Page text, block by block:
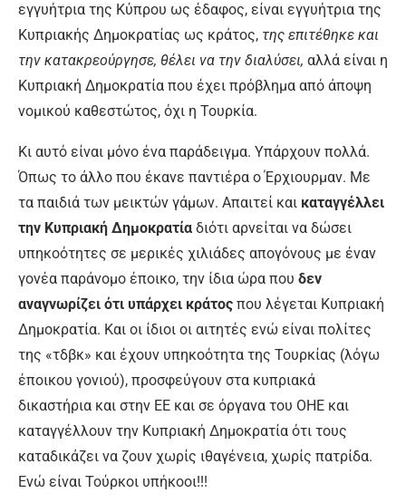
εγγυήτρια της Κύπρου ως έδαφος, είναι εγγυήτρια της
Κυπριακής Δημοκρατίας ως κράτος, της επιτέθηκε και
την κατακρεούργησε, θέλει να την διαλύσει, αλλά είναι η
Κυπριακή Δημοκρατία που έχει πρόβλημα από άποψη
νομικού καθεστώτος, όχι η Τουρκία.
Κι αυτό είναι μόνο ένα παράδειγμα. Υπάρχουν πολλά.
Όπως το άλλο που έκανε παντιέρα ο Έρχιουρμαν. Με
τα παιδιά των μεικτών γάμων. Απαιτεί και καταγγέλλει
την Κυπριακή Δημοκρατία διότι αρνείται να δώσει
υπηκοότητες σε μερικές χιλιάδες απογόνους με έναν
γονέα παράνομο έποικο, την ίδια ώρα που δεν
αναγνωρίζει ότι υπάρχει κράτος που λέγεται Κυπριακή
Δημοκρατία. Και οι ίδιοι οι αιτητές ενώ είναι πολίτες
της «τδβκ» και έχουν υπηκοότητα της Τουρκίας (λόγω
έποικου γονιού), προσφεύγουν στα κυπριακά
δικαστήρια και στην ΕΕ και σε όργανα του ΟΗΕ και
καταγγέλλουν την Κυπριακή Δημοκρατία ότι τους
καταδικάζει να ζουν χωρίς ιθαγένεια, χωρίς πατρίδα.
Ενώ είναι Τούρκοι υπήκοοι!!!